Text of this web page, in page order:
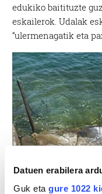
Datuen erabilera
Guk eta gure 1022
edukiko baitituzte
eskailerok. Udalak
“ulermenagatik eta